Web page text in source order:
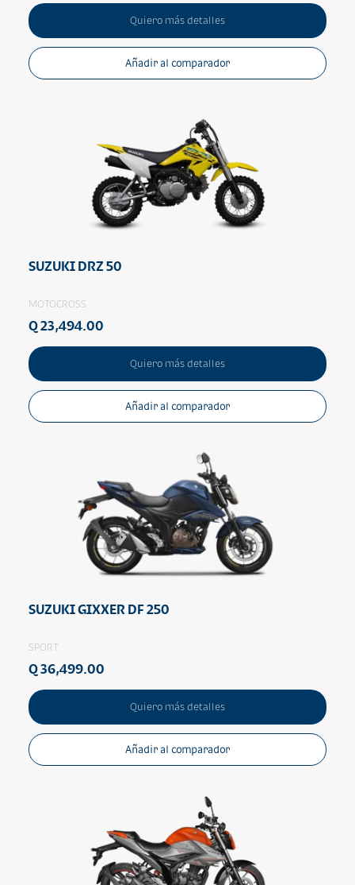
Quiero más detalles
Añadir al comparador
SUZUKI DRZ 50
MOTOCROSS
Q 23,494.00
Quiero más detalles
Añadir al comparador
SUZUKI GIXXER DF 250
SPORT
Q 36,499.00
Quiero más detalles
Añadir al comparador